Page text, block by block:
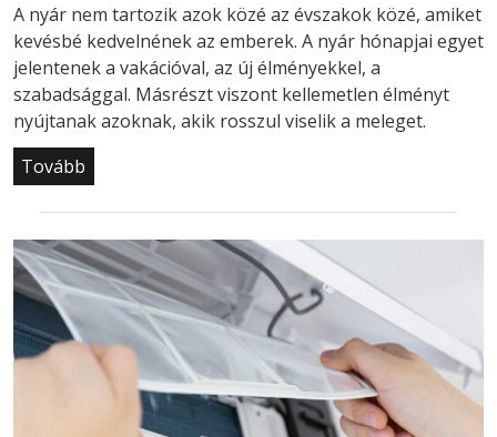
A nyár nem tartozik azok közé az évszakok közé, amiket
kevésbé kedvelnének az emberek. A nyár hónapjai egyet
jelentenek a vakációval, az új élményekkel, a
szabadsággal. Másrészt viszont kellemetlen élményt
nyújtanak azoknak, akik rosszul viselik a meleget.
Tovább